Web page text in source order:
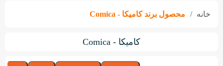
خانه محصول برندکامیکا - Comica
کامیکا - Comica